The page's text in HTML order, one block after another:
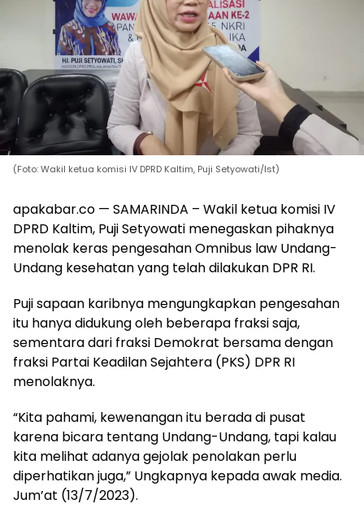
(Foto: Wakil ketua komisi IV DPRD Kaltim, Puji Setyowati/Ist)
apakabar.co — SAMARINDA – Wakil ketua komisi IV
DPRD Kaltim, Puji Setyowati menegaskan pihaknya
menolak keras pengesahan Omnibus law Undang-
Undang kesehatan yang telah dilakukan DPR RI.
Puji sapaan karibnya mengungkapkan pengesahan
itu hanya didukung oleh beberapa fraksi saja,
sementara dari fraksi Demokrat bersama dengan
fraksi Partai Keadilan Sejahtera (PKS) DPR RI
menolaknya.
“Kita pahami, kewenangan itu berada di pusat
karena bicara tentang Undang-Undang, tapi kalau
kita melihat adanya gejolak penolakan perlu
diperhatikan juga,” Ungkapnya kepada awak media.
Jum’at (13/7/2023).